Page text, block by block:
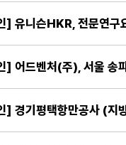
] 유니슨HKR, 전문연구
] 어드벤처(주), 서울 송
] 경기평택항만공사 (지